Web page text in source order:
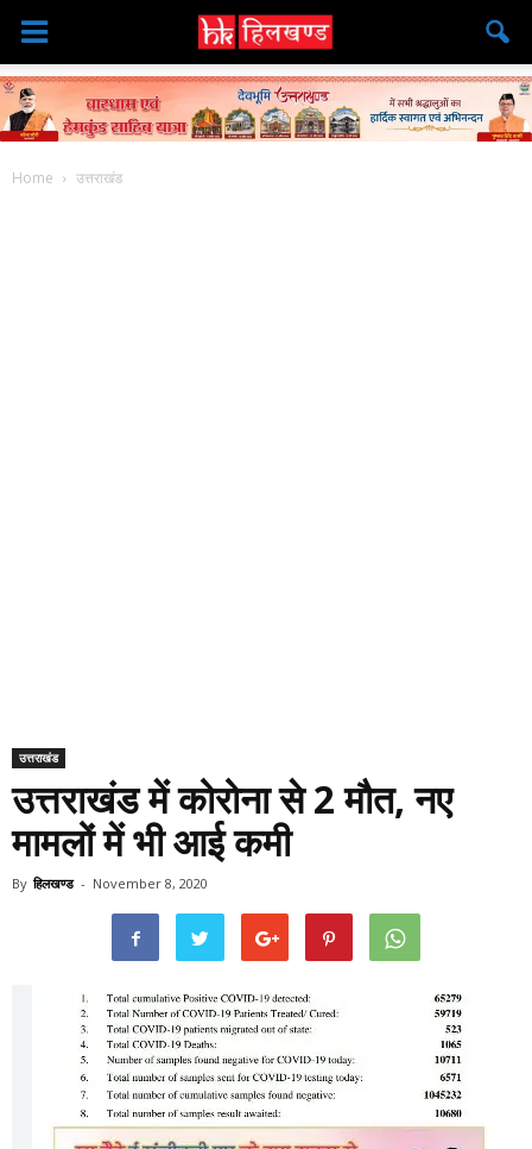
Home उत्तराखंड
उत्तराखंड
उत्तराखंड में कोरोना से 2 मौत, नए
मामलों में भी आई कमी
By हिलखण्ड - November 8, 2020